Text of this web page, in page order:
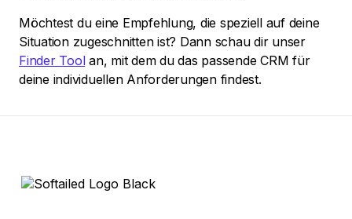
Möchtest du eine Empfehlung, die speziell auf deine
Situation zugeschnitten ist? Dann schau dir unser
Finder Toolan, mit dem du das passende CRM für
deine individuellen Anforderungen findest.